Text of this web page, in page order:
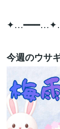
今週のウサ